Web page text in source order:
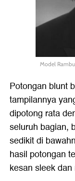
Model
Potongan blunt
tampilannya
dipotong rata
seluruh bagian,
sedikit di
hasil potongan
kesan sleek dan